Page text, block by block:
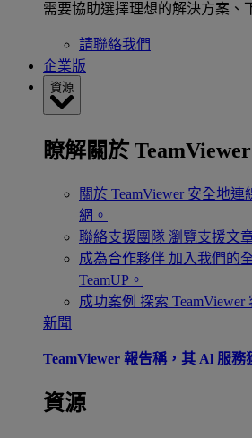
需要協助選擇理想的解決方案、
請聯絡我們
企業版
資源
瞭解關於
關於 TeamViewer 安全地連
網。
聯絡支援團隊 瀏覽支援文
成為合作夥伴 加入我們的
TeamUP。
成功案例 探索 TeamViewer
新聞
TeamViewer 報告稱，其 Al 服務
資源